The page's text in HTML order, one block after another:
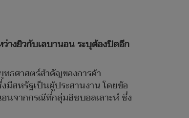
างยิวกับเลบานอน ระบุต้องปิดอีก
ธศาสตร์สำคัญของการค้า
มีสหรัฐเป็นผู้ประสานงาน โดยข้อ
อนจากกรณีที่กลุ่มฮิซบอลเลาะห์ ซึ่ง